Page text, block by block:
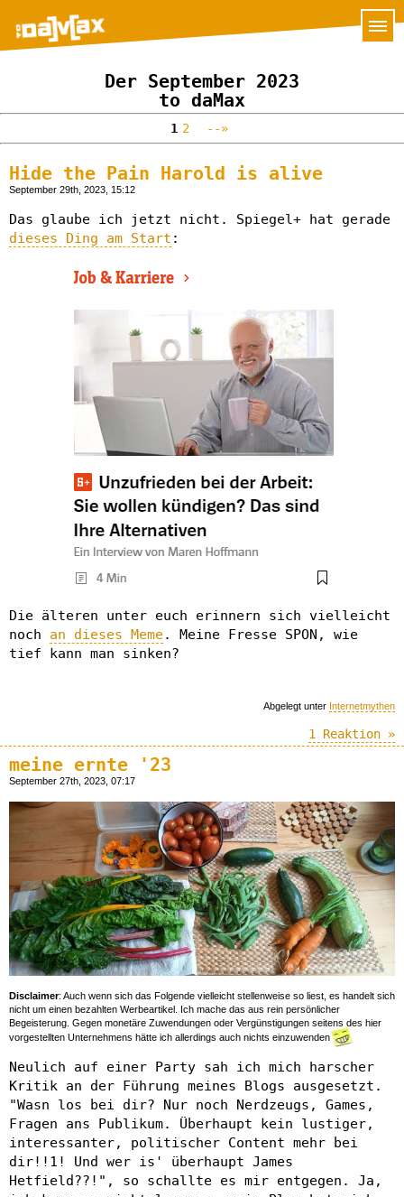
Der September 2023
to daMax
1 2 --»
Hide the Pain Harold is alive
September 29th, 2023, 15:12
Das glaube ich jetzt nicht. Spiegel+ hat gerade
dieses Ding am Start :
Die älteren unter euch erinnern sich vielleicht
noch an dieses Meme. Meine Fresse SPON, wie
tief kann man sinken?
Abgelegt unter Internetmythen
1 Reaktion »
meine ernte '23
September 27th, 2023, 07:17
Disclaimer: Auch wenn sich das Folgende vielleicht stellenweise so liest, es handelt sich
nicht um einen bezahlten Werbeartikel. Ich mache das aus rein persönlicher
Begeisterung. Gegen monetäre Zuwendungen oder Vergünstigungen seitens des hier
vorgestellten Unternehmens hätte ich allerdings auch nichts einzuwenden
Neulich auf einer Party sah ich mich harscher
Kritik an der Führung meines Blogs ausgesetzt.
"Wasn los bei dir? Nur noch Nerdzeugs, Games,
Fragen ans Publikum. Überhaupt kein lustiger,
interessanter, politischer Content mehr bei
dir!!1! Und wer is' überhaupt James
Hetfield??!", so schallte es mir entgegen. Ja,